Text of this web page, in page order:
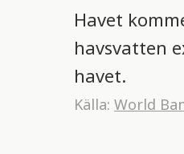
Havet
havsvatten
havet.
Källa: World